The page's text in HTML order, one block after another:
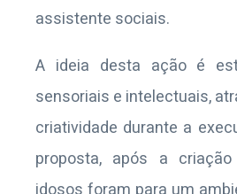
assistente sociais.
A ideia desta ação é
sensoriais e intelectuais,
criatividade durante a
proposta, após a